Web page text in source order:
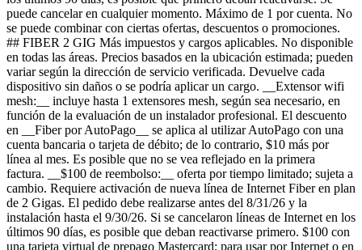
puede cancelar en cualquier momento. Máximo de 1 por cuenta. No
se puede combinar con ciertas ofertas, descuentos o promociones.
## FIBER 2 GIG Más impuestos y cargos aplicables. No disponible
en todas las áreas. Precios basados ​​en la ubicación estimada; pueden
variar según la dirección de servicio verificada. Devuelve cada
dispositivo sin daños o se podría aplicar un cargo. __Extensor wifi
mesh:__ incluye hasta 1 extensores mesh, según sea necesario, en
función de la evaluación de un instalador profesional. El descuento
en __Fiber por AutoPago__ se aplica al utilizar AutoPago con una
cuenta bancaria o tarjeta de débito; de lo contrario, $10 más por
línea al mes. Es posible que no se vea reflejado en la primera
factura. __$100 de reembolso:__ oferta por tiempo limitado; sujeta a
cambio. Requiere activación de nueva línea de Internet Fiber en plan
de 2 Gigas. El pedido debe realizarse antes del 8/31/26 y la
instalación hasta el 9/30/26. Si se cancelaron líneas de Internet en los
últimos 90 días, es posible que deban reactivarse primero. $100 con
una tarjeta virtual de prepago Mastercard; para usar por Internet o en